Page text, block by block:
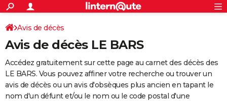
ACTUALITÉS
Politique
Société
Faits Divers
Education
Monde
Villes
+
SPORT
Coupe du monde 2026
Football
Tennis
Cyclisme
Rugby
Forum
Programme TV
TNTStreaming
Cinéma
Sorties cinéma
Musique
+FINANCE
Retraite
Epargne
Immobilier
Risques naturels par ville
Banque
Assurance
AUTO
Avis de décès
Avis de décès LE BARS
Accédez gratuitement sur cette page au carnet des décès des
LE BARS. Vous pouvez affiner votre recherche ou trouver un
avis de décès ou un avis d'obsèques plus ancien en tapant le
nom d'un défunt et/ou le nom ou le code postal d'une